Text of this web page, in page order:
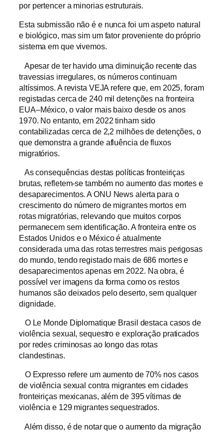
por pertencer a minorias estruturais.
Esta submissão não é e nunca foi um aspeto natural
e biológico, mas sim um fator proveniente do próprio
sistema em que vivemos.
Apesar de ter havido uma diminuição recente das
travessias irregulares, os números continuam
altíssimos. A revista VEJA refere que, em 2025, foram
registadas cerca de 240 mil detenções na fronteira
EUA–México, o valor mais baixo desde os anos
1970. No entanto, em 2022 tinham sido
contabilizadas cerca de 2,2 milhões de detenções, o
que demonstra a grande afluência de fluxos
migratórios.
As consequências destas políticas fronteiriças
brutas, refletem-se também no aumento das mortes e
desaparecimentos. A ONU News alerta para o
crescimento do número de migrantes mortos em
rotas migratórias, relevando que muitos corpos
permanecem sem identificação. A fronteira entre os
Estados Unidos e o México é atualmente
considerada uma das rotas terrestres mais perigosas
do mundo, tendo registado mais de 686 mortes e
desaparecimentos apenas em 2022. Na obra, é
possível ver imagens da forma como os restos
humanos são deixados pelo deserto, sem qualquer
dignidade.
O Le Monde Diplomatique Brasil destaca casos de
violência sexual, sequestro e exploração praticados
por redes criminosas ao longo das rotas
clandestinas.
O Expresso refere um aumento de 70% nos casos
de violência sexual contra migrantes em cidades
fronteiriças mexicanas, além de 395 vítimas de
violência e 129 migrantes sequestrados.
Além disso, é de notar que o aumento da migração